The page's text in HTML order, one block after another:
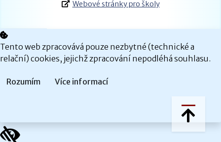
Webové stránky pro školy
Tento web zpracovává pouze nezbytné (technické a
relační) cookies, jejichž zpracování nepodléhá souhlasu.
Rozumím Více informací